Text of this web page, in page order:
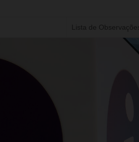
Lista de Observações